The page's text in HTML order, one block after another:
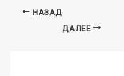
НАЗАД
ДАЛЕЕ